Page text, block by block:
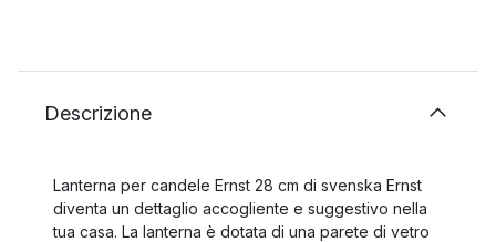
Descrizione
Lanterna per candele Ernst 28 cm di svenska Ernst
diventa un dettaglio accogliente e suggestivo nella
tua casa. La lanterna è dotata di una parete di vetro